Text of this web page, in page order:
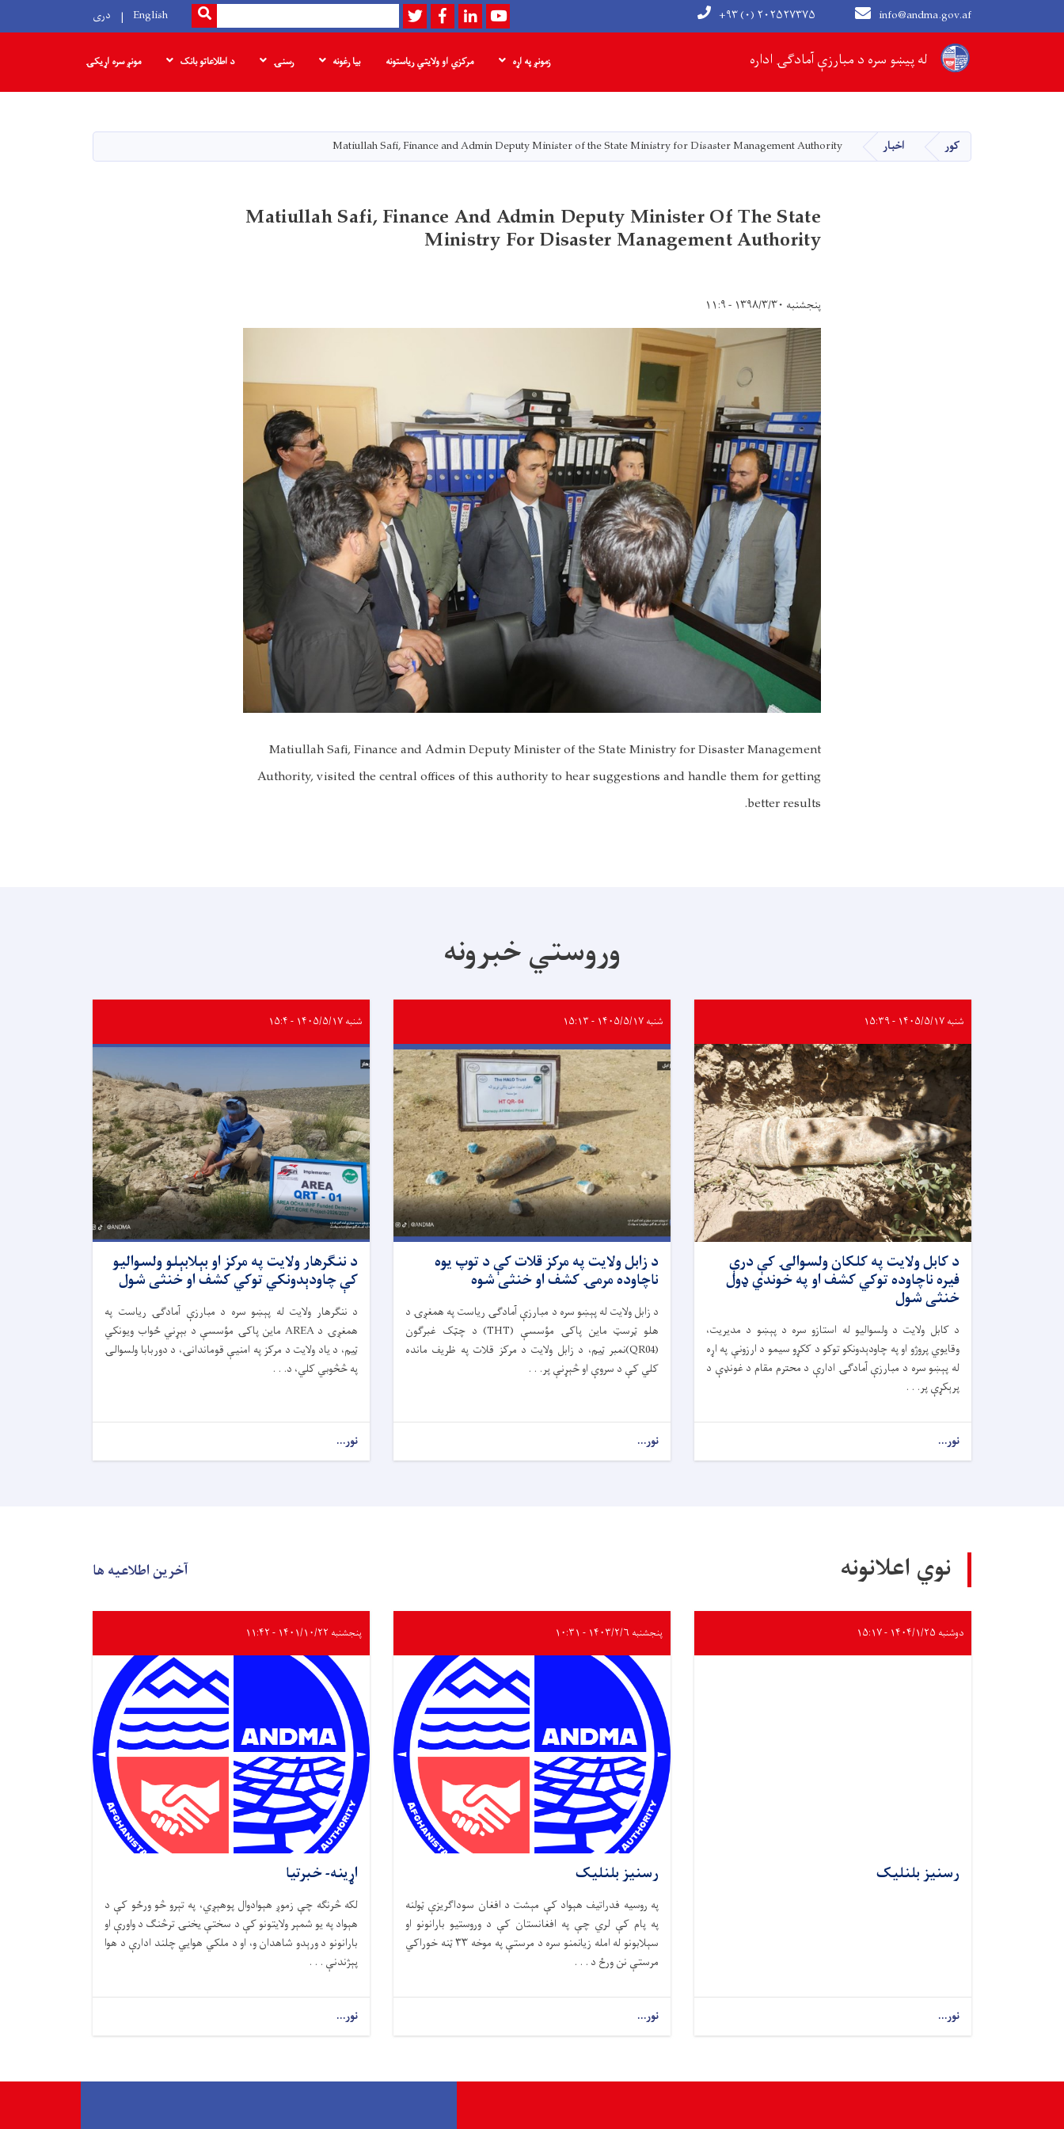
دانګل
له پیښو سره د مبارزې آمادګۍ اداره
info@andma.gov.af +۹۳ (۰) ۲۰۲۵۲۷۳۷۵ Youtube
LinkedIn
Facebook
Twitter
لټون SEARCH
English دری
Main navigation
زمونږ په اړه مرکزي او ولایتي ریاستونه بیا رغونه رسنۍ د اطلاعاتو بانک مونږ سره اړیکۍ
کور اخبار Matiullah Safi, Finance and Admin Deputy Minister of the State Ministry for Disaster Management Authority
Matiullah Safi, Finance And Admin Deputy Minister Of The State
Ministry For Disaster Management Authority
پنجشنبه ۱۳۹۸/۳/۳۰ - ۱۱:۹
Matiullah Safi, Finance and Admin Deputy Minister of the State Ministry for Disaster Management
Authority, visited the central offices of this authority to hear suggestions and handle them for getting
better results.
وروستي خبرونه
شنبه ۱۴۰۵/۵/۱۷ - ۱۵:۳۹
د کابل ولایت په کلکان ولسوالۍ کې درې
فیره ناچاوده توکي کشف او په خوندي ډول
خنثی شول
د کابل ولایت د ولسوالیو له استازو سره د پېښو د مدیریت،
وقایوي پروژو او په چاودېدونکو توکو د ککړو سیمو د ارزونې په اړه
له پېښو سره د مبارزې آمادګۍ ادارې د محترم مقام د غونډې د
پرېکړې پر. . .
نور...
شنبه ۱۴۰۵/۵/۱۷ - ۱۵:۱۳
د زابل ولایت په مرکز قلات کې د توپ یوه
ناچاوده مرمۍ کشف او خنثی شوه
د زابل ولایت له پېښو سره د مبارزې آمادګۍ ریاست په همغږۍ د
هلو ټرسټ ماین پاکۍ مؤسسې (THT) د چټک غبرګون
(QR04)نمبر ټیم، د زابل ولایت د مرکز قلات په ظریف مانده
کلي کې د سروې او څېړنې پر. . .
نور...
شنبه ۱۴۰۵/۵/۱۷ - ۱۵:۴
د ننګرهار ولایت په مرکز او بېلابېلو ولسوالیو
کې چاودېدونکي توکي کشف او خنثی شول
د ننګرهار ولایت له پېښو سره د مبارزې آمادګۍ ریاست په
همغږۍ د AREA ماین پاکۍ مؤسسې د بېړني ځواب ویونکي
ټیم، د یاد ولایت د مرکز په امنیې قوماندانۍ، د دوربابا ولسوالۍ
په څڅوبي کلي، د. . .
نور...
نوي اعلانونه آخرین اطلاعیه ها
دوشنبه ۱۴۰۴/۱/۲۵ - ۱۵:۱۷
رسنیز بلنلیک
نور...
پنجشنبه ۱۴۰۳/۲/۶ - ۱۰:۳۱
رسنیز بلنلیک
په روسیه فدراتیف هېواد کې مېشت د افغان سوداګریزې ټولنه
په پام کې لري چې په افغانستان کې د وروستیو بارانونو او
سېلابونو له امله زیانمنو سره د مرستې په موخه ۳۳ ټنه خوراکي
مرستې نن ورځ د . . .
نور...
پنجشنبه ۱۴۰۱/۱۰/۲۲ - ۱۱:۴۲
اړینه- خبرتیا
لکه څرنګه چې زموږ هېوادوال پوهېږي، په تېرو څو ورځو کې د
هېواد په یو شمېر ولایتونو کې د سختې یخنۍ ترڅنګ د واورې او
بارانونو د ورېدو شاهدان و، او د ملکي هوايي چلند ادارې د هوا
پېژندنې . . .
نور...